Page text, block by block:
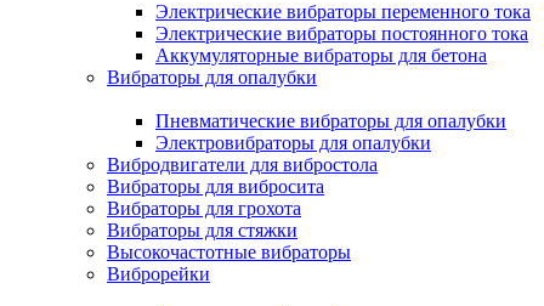
Электрические вибраторы переменного тока
Электрические вибраторы постоянного тока
Аккумуляторные вибраторы для бетона
Вибраторы для опалубки
Пневматические вибраторы для опалубки
Электровибраторы для опалубки
Вибродвигатели для вибростола
Вибраторы для вибросита
Вибраторы для грохота
Вибраторы для стяжки
Высокочастотные вибраторы
Виброрейки